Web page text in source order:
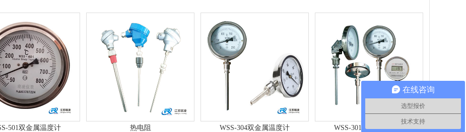
501双金属温度计 热电阻 WSS-304双金属温度计 WSS-301双金属温度计
在线咨询
选型报价
技术支持